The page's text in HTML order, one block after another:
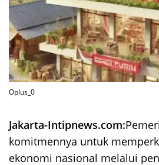
Oplus_0
Jakarta-Intipnews.com:
komitmennya untuk
ekonomi nasional melalui